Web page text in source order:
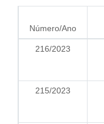
Número/Ano
216/2023
215/2023